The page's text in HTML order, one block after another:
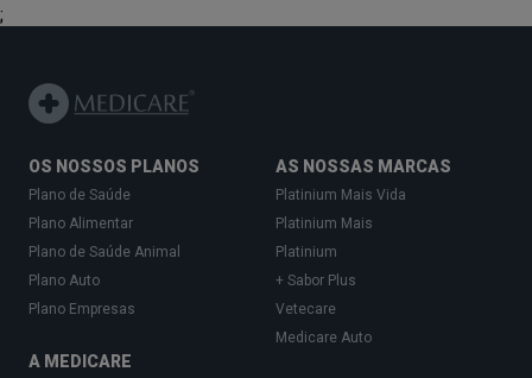
;
OS NOSSOS PLANOS
Plano de Saúde
Plano Alimentar
Plano de Saúde Animal
Plano Auto
Plano Empresas
A MEDICARE
AS NOSSAS MARCAS
Platinium Mais Vida
Platinium Mais
Platinium
+ Sabor Plus
Vetecare
Medicare Auto